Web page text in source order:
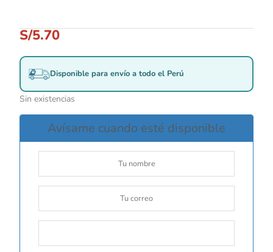
S/5.70
Disponible para envío a todo el Perú
Sin existencias
Avísame cuando esté disponible